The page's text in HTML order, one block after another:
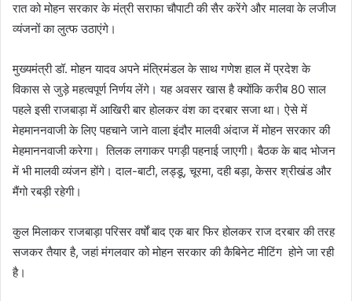
रात को मोहन सरकार के मंत्री सराफा चौपाटी की सैर करेंगे और मालवा के लजीज
व्यंजनों का लुत्फ उठाएंगे।
मुख्यमंत्री डॉ. मोहन यादव अपने मंत्रिमंडल के साथ गणेश हाल में प्रदेश के
विकास से जुड़े महत्वपूर्ण निर्णय लेंगे। यह अवसर खास है क्योंकि करीब 80 साल
पहले इसी राजबाड़ा में आखिरी बार होलकर वंश का दरबार सजा था। ऐसे में
मेहमाननवाजी के लिए पहचाने जाने वाला इंदौर मालवी अंदाज में मोहन सरकार की
मेहमाननवाजी करेगा। तिलक लगाकर पगड़ी पहनाई जाएगी। बैठक के बाद भोजन
में भी मालवी व्यंजन होंगे। दाल-बाटी, लड्डू, चूरमा, दही बड़ा, केसर श्रीखंड और
मैंगो रबड़ी रहेगी।
कुल मिलाकर राजबाड़ा परिसर वर्षों बाद एक बार फिर होलकर राज दरबार की तरह
सजकर तैयार है, जहां मंगलवार को मोहन सरकार की कैबिनेट मीटिंग होने जा रही
है।